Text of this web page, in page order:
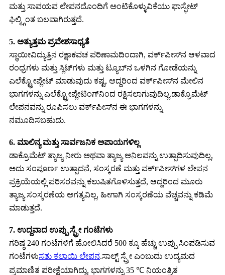
ಮತ್ತು ಸಾವಯವ ಲೇಪನದೊಂದಿಗೆ ಅಂಟಿಕೊಳ್ಳುವಿಕೆಯು ಫಾಸ್ಫೇಟ್
ಫಿಲ್ಮ್ಗಿಂತ ಬಲವಾಗಿರುತ್ತದೆ.
5. ಅತ್ಯುತ್ತಮ ಪ್ರವೇಶಸಾಧ್ಯತೆ
ಸ್ಥಾಯೀವಿದ್ಯುತ್ತಿನ ರಕ್ಷಾಕವಚ ಪರಿಣಾಮದಿಂದಾಗಿ, ವರ್ಕ್‌ಪೀಸ್‌ನ ಆಳವಾದ
ರಂಧ್ರಗಳು ಮತ್ತು ಸ್ಲಿಟ್‌ಗಳು ಮತ್ತು ಟ್ಯೂಬ್‌ನ ಒಳಗಿನ ಗೋಡೆಯನ್ನು
ಎಲೆಕ್ಟ್ರೋಪ್ಲೇಟ್ ಮಾಡುವುದು ಕಷ್ಟ, ಆದ್ದರಿಂದ ವರ್ಕ್‌ಪೀಸ್‌ನ ಮೇಲಿನ
ಭಾಗಗಳನ್ನು ಎಲೆಕ್ಟ್ರೋಪ್ಲೇಟಿಂಗ್‌ನಿಂದ ರಕ್ಷಿಸಲಾಗುವುದಿಲ್ಲ.ಡಾಕ್ರೊಮೆಟ್
ಲೇಪನವನ್ನು ರೂಪಿಸಲು ವರ್ಕ್‌ಪೀಸ್‌ನ ಈ ಭಾಗಗಳನ್ನು
ನಮೂದಿಸಬಹುದು.
6. ಮಾಲಿನ್ಯ ಮತ್ತು ಸಾರ್ವಜನಿಕ ಅಪಾಯಗಳಿಲ್ಲ
ಡಾಕ್ರೊಮೆಟ್ ತ್ಯಾಜ್ಯ ನೀರು ಅಥವಾ ತ್ಯಾಜ್ಯ ಅನಿಲವನ್ನು ಉತ್ಪಾದಿಸುವುದಿಲ್ಲ,
ಅದು ಸಂಪೂರ್ಣ ಉತ್ಪಾದನೆ, ಸಂಸ್ಕರಣೆ ಮತ್ತು ವರ್ಕ್‌ಪೀಸ್‌ಗಳ ಲೇಪನ
ಪ್ರಕ್ರಿಯೆಯಲ್ಲಿ ಪರಿಸರವನ್ನು ಕಲುಷಿತಗೊಳಿಸುತ್ತದೆ, ಆದ್ದರಿಂದ ಮೂರು
ತ್ಯಾಜ್ಯ ಸಂಸ್ಕರಣೆಯ ಅಗತ್ಯವಿಲ್ಲ, ಹೀಗಾಗಿ ಸಂಸ್ಕರಣೆಯ ವೆಚ್ಚವನ್ನು ಕಡಿಮೆ
ಮಾಡುತ್ತದೆ.
7. ಉದ್ದವಾದ ಉಪ್ಪು ಸ್ಪ್ರೇ ಗಂಟೆಗಳು
ಗರಿಷ್ಠ 240 ಗಂಟೆಗಳಿಗೆ ಹೋಲಿಸಿದರೆ 500 ಕ್ಕೂ ಹೆಚ್ಚು ಉಪ್ಪು ಸಿಂಪಡಿಸುವ
ಗಂಟೆಗಳುಸತು ಕಲಾಯಿ ಲೇಪನ.ಸಾಲ್ಟ್ ಸ್ಪ್ರೇ ಎಂಬುದು ಉದ್ಯಮದ
ಪ್ರಮಾಣಿತ ಪರೀಕ್ಷೆಯಾಗಿದ್ದು, ಭಾಗಗಳನ್ನು 35 ℃ ನಿಯಂತ್ರಿತ